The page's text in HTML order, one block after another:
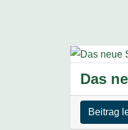
Das
Beitrag